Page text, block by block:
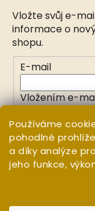
Používáme
pohodlné
a díky analýze
jeho funkce,
Vložte svůj e-
informace o
shopu.
E-mail
Vložením e-
PŘIHLÁSIT SE